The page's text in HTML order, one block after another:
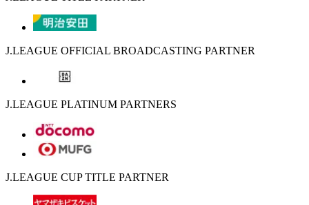
J.LEAGUE OFFICIAL BROADCASTING PARTNER
J.LEAGUE PLATINUM PARTNERS
J.LEAGUE CUP TITLE PARTNER